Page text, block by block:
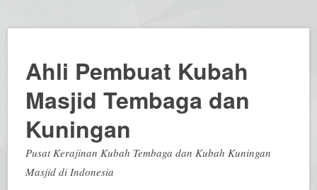
Ahli Pembuat Kubah
Masjid Tembaga dan
Kuningan
Pusat Kerajinan Kubah Tembaga dan Kubah Kuningan
Masjid di Indonesia